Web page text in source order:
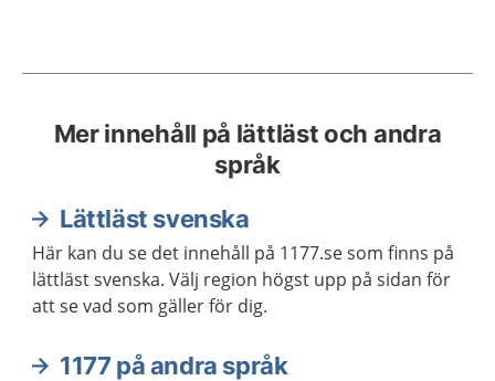
Mer innehåll på lättläst och andra
språk
Lättläst svenska
Här kan du se det innehåll på 1177.se som finns på
lättläst svenska. Välj region högst upp på sidan för
att se vad som gäller för dig.
1177 på andra språk